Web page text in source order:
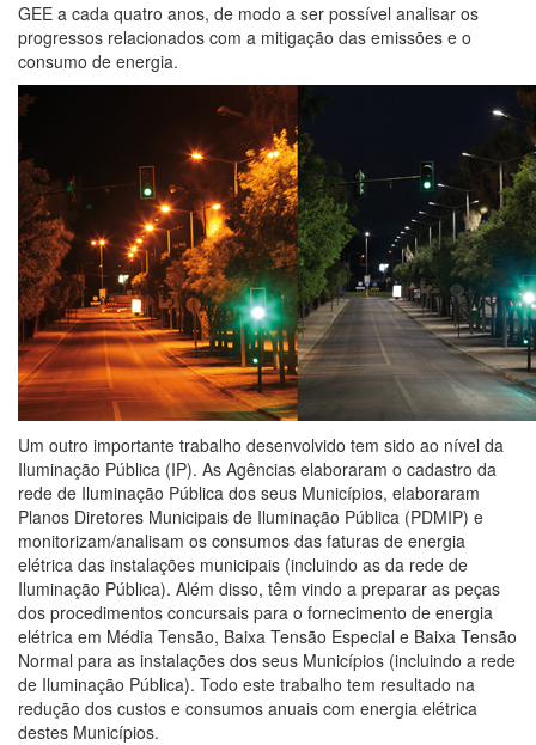
GEE a cada quatro anos, de modo a ser possível analisar os
progressos relacionados com a mitigação das emissões e o
consumo de energia.
Um outro importante trabalho desenvolvido tem sido ao nível da
Iluminação Pública (IP). As Agências elaboraram o cadastro da
rede de Iluminação Pública dos seus Municípios, elaboraram
Planos Diretores Municipais de Iluminação Pública (PDMIP) e
monitorizam/analisam os consumos das faturas de energia
elétrica das instalações municipais (incluindo as da rede de
Iluminação Pública). Além disso, têm vindo a preparar as peças
dos procedimentos concursais para o fornecimento de energia
elétrica em Média Tensão, Baixa Tensão Especial e Baixa Tensão
Normal para as instalações dos seus Municípios (incluindo a rede
de Iluminação Pública). Todo este trabalho tem resultado na
redução dos custos e consumos anuais com energia elétrica
destes Municípios.